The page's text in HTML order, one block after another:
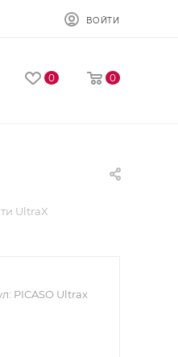
ВОЙТИ
0 0
UltraX
PICASO Ultrax